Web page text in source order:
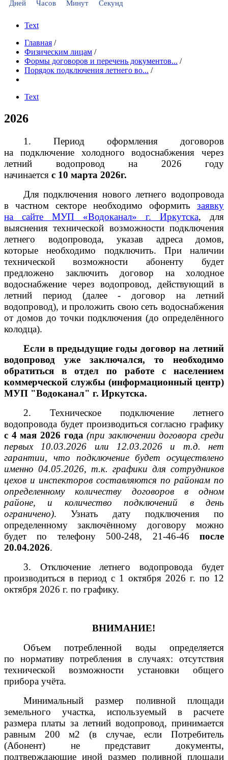
Дней Часов Минут Секунд
Text
Главная /
Физическим лицам /
Формы договоров и перечень документов... /
Порядок подключения летнего во... /
Text
2026
1. Период оформления договоров
на подключение холодного водоснабжения через
летний водопровод на 2026 году
начинается с 10 марта 2026г.​
Для подключения нового летнего водопровода
в частном секторе необходимо оформить заявку
на сайте МУП «Водоканал» г. Иркутска, для
выяснения технической возможности подключения
летнего водопровода, указав адреса домов,
которые необходимо подключить. При наличии
технической возможности абоненту будет
предложено заключить договор на холодное
водоснабжение через водопровод, действующий в
летний период (далее - договор на летний
водопровод), и проложить свою сеть водоснабжения
от домов до точки подключения (до определённого
колодца).
Если в предыдущие годы договор на летний
водопровод уже заключался, то необходимо
обратиться в отдел по работе с населением
коммерческой службы (информационный центр)
МУП "Водоканал" г. Иркутска.
2. Техническое подключение летнего
водопровода будет производиться согласно графику
с 4 мая 2026 года(при заключении договора среди
первых 10.03.2026 или 12.03.2026 и т.д. нет
гарантии, что подключение будет осуществлено
именно 04.05.2026, т.к. графики для сотрудников
цехов и инспекторов составляются по районам по
определенному количеству договоров в одном
районе, и количество подключений в день
ограничено). Узнать дату подключения по
определенному заключённому договору можно
будет по телефону 500-248, 21-46-46 после
20.04.2026.
3. Отключение летнего водопровода будет
производиться в период с 1 октября 2026 г. по 12
октября 2026 г. по графику.
ВНИМАНИЕ!
Объем потребленной воды определяется
по нормативу потребления в случаях: отсутствия
технической возможности установки общего
прибора учёта.
Минимальный размер поливной площади
земельного участка, используемый в расчете
размера платы за летний водопровод, принимается
равным 200 м2 (в случае, если Потребитель
(Абонент) не представит документы,
подтверждающие иной размер поливной площади